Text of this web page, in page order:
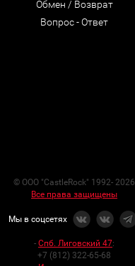
Обмен / Возврат
Вопрос - Ответ
© ООО "CastleRock" 1992- 2026
Все права защищены
Мы в соцсетях
- Спб. Лиговский 47:
+7 (812) 322-65-68